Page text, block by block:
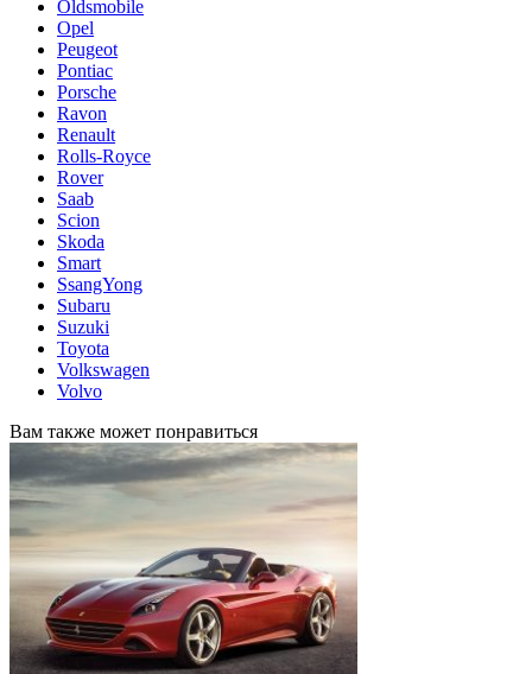
Oldsmobile
Opel
Peugeot
Pontiac
Porsche
Ravon
Renault
Rolls-Royce
Rover
Saab
Scion
Skoda
Smart
SsangYong
Subaru
Suzuki
Toyota
Volkswagen
Volvo
Вам также может понравиться